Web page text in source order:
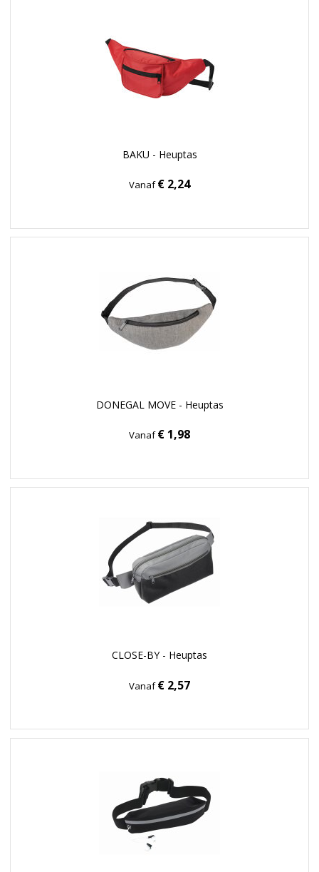
BAKU - Heuptas
Vanaf€ 2,24
DONEGAL MOVE - Heuptas
Vanaf€ 1,98
CLOSE-BY - Heuptas
Vanaf€ 2,57